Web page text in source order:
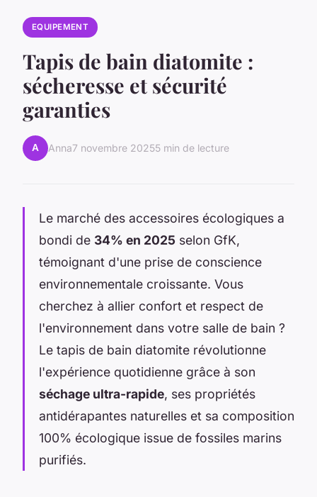
EQUIPEMENT
Tapis de bain diatomite :
sécheresse et sécurité
garanties
A Anna7 novembre 20255 min de lecture
Le marché des accessoires écologiques a
bondi de 34% en 2025 selon GfK,
témoignant d'une prise de conscience
environnementale croissante. Vous
cherchez à allier confort et respect de
l'environnement dans votre salle de bain ?
Le tapis de bain diatomite révolutionne
l'expérience quotidienne grâce à son
séchage ultra-rapide, ses propriétés
antidérapantes naturelles et sa composition
100% écologique issue de fossiles marins
purifiés.